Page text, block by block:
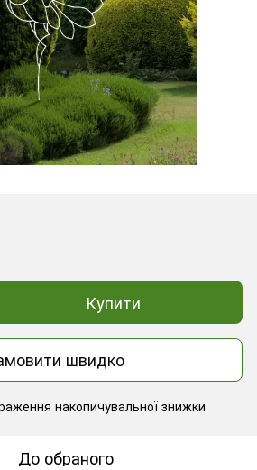
Купити
швидко
накопичувальної знижки
До обраного